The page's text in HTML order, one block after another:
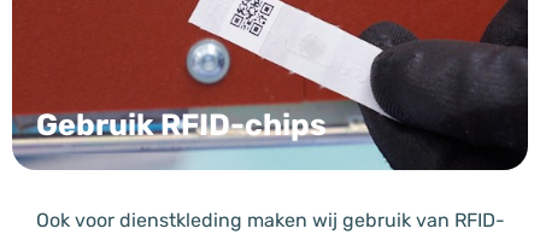
Gebruik RFID-chips
Ook voor dienstkleding maken wij gebruik van RFID-